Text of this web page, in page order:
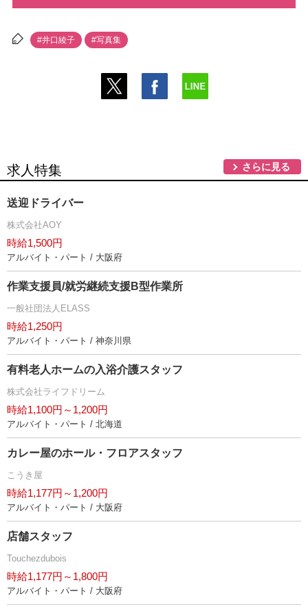
#井口綾子 #写真集
求人特集 さらに見る
送迎ドライバー
株式会社AOY
時給1,500円
アルバイト・パート / 大阪府
作業支援員/就労継続支援B型作業所
一般社団法人ELASS
時給1,250円
アルバイト・パート / 神奈川県
有料老人ホームの入浴介護スタッフ
株式会社ライフドリーム
時給1,100円～1,200円
アルバイト・パート / 北海道
カレー屋のホール・フロアスタッフ
こうき屋
時給1,177円～1,200円
アルバイト・パート / 大阪府
店舗スタッフ
Touchezdubois
時給1,177円～1,800円
アルバイト・パート / 大阪府